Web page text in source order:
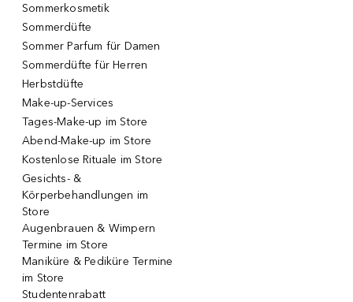
Sommerkosmetik
Sommerdüfte
Sommer Parfum für Damen
Sommerdüfte für Herren
Herbstdüfte
Make-up-Services
Tages-Make-up im Store
Abend-Make-up im Store
Kostenlose Rituale im Store
Gesichts- &
Körperbehandlungen im
Store
Augenbrauen & Wimpern
Termine im Store
Maniküre & Pediküre Termine
im Store
Studentenrabatt